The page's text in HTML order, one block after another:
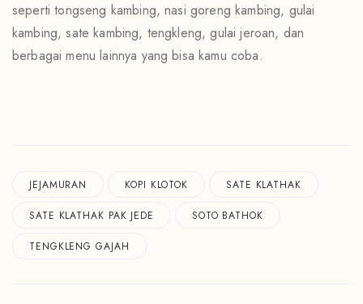
seperti tongseng kambing, nasi goreng kambing, gulai
kambing, sate kambing, tengkleng, gulai jeroan, dan
berbagai menu lainnya yang bisa kamu coba.
JEJAMURAN KOPI KLOTOK SATE KLATHAK
SATE KLATHAK PAK JEDE SOTO BATHOK
TENGKLENG GAJAH